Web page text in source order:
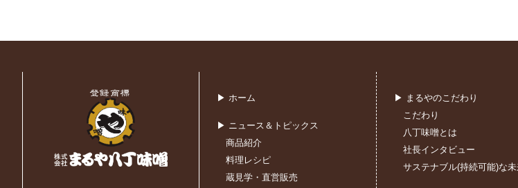
▶ ホーム
▶ ニュース＆トピックス
商品紹介
料理レシピ
蔵見学・直営販売
▶ まるやのこだわり
こだわり
八丁味噌とは
社長インタビュー
サステナブル(持続可能)な